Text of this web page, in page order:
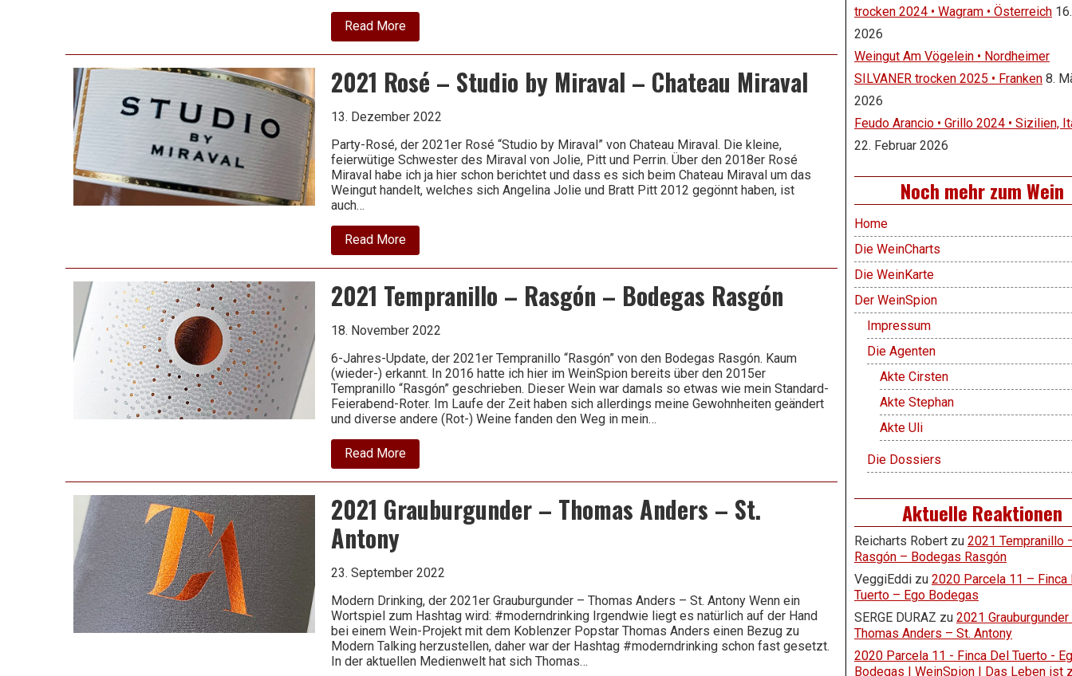
Wein
Read Moreabout
2020
Riesling
Kiedricher
trocken
Robert
2021 Rosé – Studio by Miraval – Chateau Miraval
13. Dezember 2022
Party-Rosé, der 2021er Rosé “Studio by Miraval” von Chateau Miraval. Die kleine,
feierwütige Schwester des Miraval von Jolie, Pitt und Perrin. Über den 2018er Rosé
Miraval habe ich ja hier schon berichtet und dass es sich beim Chateau Miraval um das
Weingut handelt, welches sich Angelina Jolie und Bratt Pitt 2012 gegönnt haben, ist
auch…
Read Moreabout
2021
Rosé
Studio
by
Miraval
–
Miraval
2021 Tempranillo – Rasgón – Bodegas Rasgón
18. November 2022
6-Jahres-Update, der 2021er Tempranillo “Rasgón” von den Bodegas Rasgón. Kaum
(wieder-) erkannt. In 2016 hatte ich hier im WeinSpion bereits über den 2015er
Tempranillo “Rasgón” geschrieben. Dieser Wein war damals so etwas wie mein Standard-
Feierabend-Roter. Im Laufe der Zeit haben sich allerdings meine Gewohnheiten geändert
und diverse andere (Rot-) Weine fanden den Weg in mein…
Read Moreabout
2021
Tempranillo
Rasgón
–
2021 Grauburgunder – Thomas Anders – St.
Antony
23. September 2022
Modern Drinking, der 2021er Grauburgunder – Thomas Anders – St. Antony Wenn ein
Wortspiel zum Hashtag wird: #moderndrinking Irgendwie liegt es natürlich auf der Hand
bei einem Wein-Projekt mit dem Koblenzer Popstar Thomas Anders einen Bezug zu
Modern Talking herzustellen, daher war der Hashtag #moderndrinking schon fast gesetzt.
In der aktuellen Medienwelt hat sich Thomas…
trocken 2024 • Wagram • Österreich
2026
Weingut Am Vögelein • Nordheimer
SILVANER trocken 2025 • Franken 8.
2026
Feudo Arancio • Grillo 2024 • Sizilien,
22. Februar 2026
Noch mehr zum Wein
Home
Die WeinCharts
Die WeinKarte
Der WeinSpion
Impressum
Die Agenten
Akte Cirsten
Akte Stephan
Akte Uli
Die Dossiers
Aktuelle Reaktionen
Reicharts Robert zu 2021 Tempranillo
Rasgón – Bodegas Rasgón
VeggiEddi zu 2020 Parcela 11 – Finca
Tuerto – Ego Bodegas
SERGE DURAZ zu 2021
Thomas Anders – St. Antony
2020 Parcela 11 - Finca Del Tuerto -
Bodegas | WeinSpion | Das Leben ist